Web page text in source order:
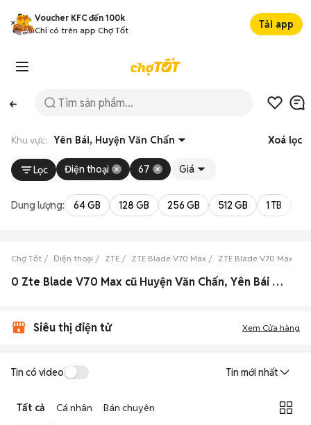
Voucher KFC đến 100k
Chỉ có trên app Chợ Tốt
Tải app
Khu vực: Yên Bái, Huyện Văn Chấn Xoá lọc
Lọc Điện thoại 67 Giá
Dung lượng: 64 GB 128 GB 256 GB 512 GB 1 TB
Chợ Tốt Điện thoại ZTE ZTE Blade V70 Max ZTE Blade V70 Max
0 Zte Blade V70 Max cũ Huyện Văn Chấn, Yên Bái đẹp
Siêu thị điện tử Xem Cửa hàng
Tin có video Tin mới nhất
Tất cả Cá nhân Bán chuyên